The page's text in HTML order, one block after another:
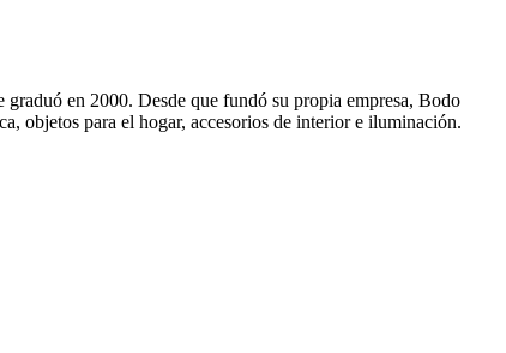
en 2000. Desde que fundó su propia empresa, Bodo
objetos para el hogar, accesorios de interior e iluminación.